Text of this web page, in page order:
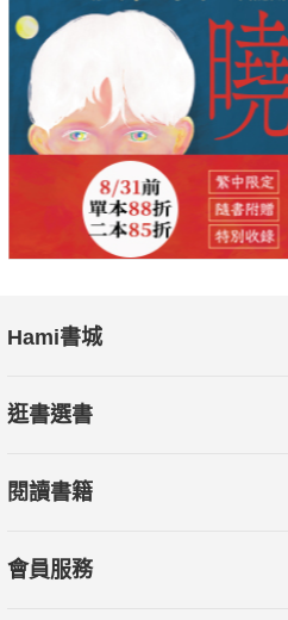
Hami書城
逛書選書
閱讀書籍
會員服務